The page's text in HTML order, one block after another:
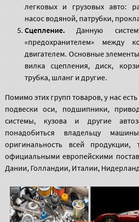
легковых и грузовых авто:
насос водяной, патрубки,
Сцепление.Данную
«предохранителем» между
двигателем. Основные
вилка сцепления, диск,
трубка, шланг и другие.
Помимо этих групп товаров, у нас
подвески оси, подшипники,
системы, кузова и другие
понадобиться владельцу
оригинальность всей
официальными европейскими
Дании, Голландии, Италии,